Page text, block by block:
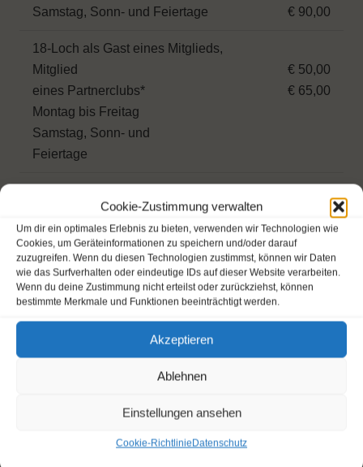
Cookie-Zustimmung verwalten
Um dir ein optimales Erlebnis zu bieten, verwenden wir Technologien wie
Cookies, um Geräteinformationen zu speichern und/oder darauf
zuzugreifen. Wenn du diesen Technologien zustimmst, können wir Daten
wie das Surfverhalten oder eindeutige IDs auf dieser Website verarbeiten.
Wenn du deine Zustimmung nicht erteilst oder zurückziehst, können
bestimmte Merkmale und Funktionen beeinträchtigt werden.
Akzeptieren
Ablehnen
Einstellungen ansehen
Cookie-RichtlinieDatenschutz
Samstag, Sonn- und Feiertage
€ 90,00
18-Loch als Gast eines Mitglieds,
Mitglied
eines Partnerclubs*
Montag bis Freitag
Samstag, Sonn- und
Feiertage
€ 50,00
€ 65,00
Montag bis Freitag
Samstag, Sonn- und Feiertage
€ 50,00
10er Karten
(gültig werktags)**
€ 600,00
Übungsbälle 1 Token = 32 Bälle